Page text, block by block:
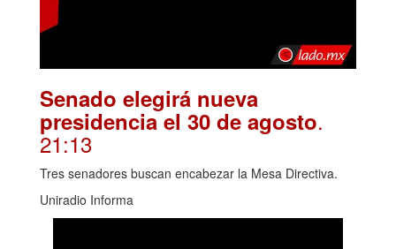
Senado elegirá nueva
presidencia el 30 de agosto.
21:13
Tres senadores buscan encabezar la Mesa Directiva.
Uniradio Informa